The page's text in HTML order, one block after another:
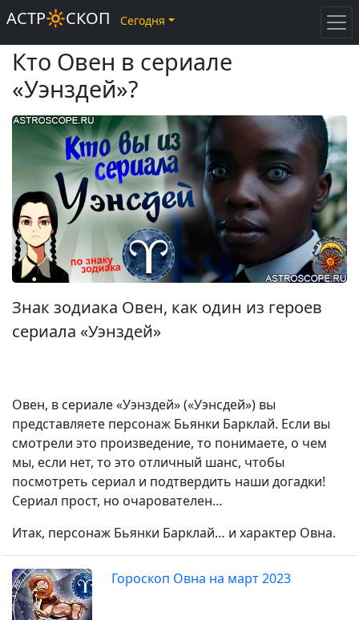
Кто Овен в сериале
«Уэнздей»?
Знак зодиака Овен, как один из героев
сериала «Уэнздей»
Овен, в сериале «Уэнздей» («Уэнсдей») вы
представляете персонаж Бьянки Барклай. Если вы
смотрели это произведение, то понимаете, о чем
мы, если нет, то это отличный шанс, чтобы
посмотреть сериал и подтвердить наши догадки!
Сериал прост, но очарователен…
Итак, персонаж Бьянки Барклай… и характер Овна.
Гороскоп Овна на март 2023
АСТР🔆СКОП Сегодня